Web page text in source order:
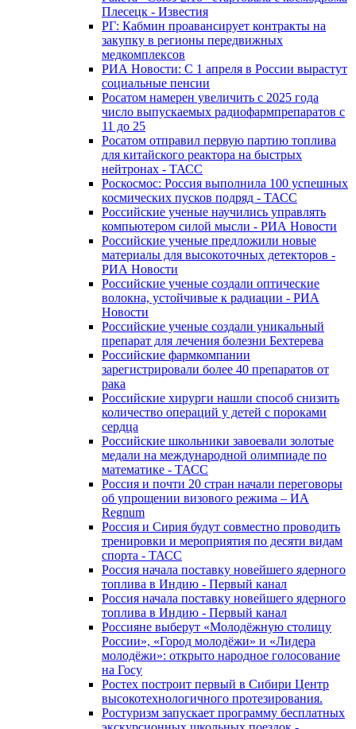
Плесецк - Известия
РГ: Кабмин проавансирует контракты на
закупку в регионы передвижных
медкомплексов
РИА Новости: С 1 апреля в России вырастут
социальные пенсии
Росатом намерен увеличить с 2025 года
число выпускаемых радиофармпрепаратов с
11 до 25
Росатом отправил первую партию топлива
для китайского реактора на быстрых
нейтронах - ТАСС
Роскосмос: Россия выполнила 100 успешных
космических пусков подряд - ТАСС
Российские ученые научились управлять
компьютером силой мысли - РИА Новости
Российские ученые предложили новые
материалы для высокоточных детекторов -
РИА Новости
Российские ученые создали оптические
волокна, устойчивые к радиации - РИА
Новости
Российские ученые создали уникальный
препарат для лечения болезни Бехтерева
Российские фармкомпании
зарегистрировали более 40 препаратов от
рака
Российские хирурги нашли способ снизить
количество операций у детей с пороками
сердца
Российские школьники завоевали золотые
медали на международной олимпиаде по
математике - ТАСС
Россия и почти 20 стран начали переговоры
об упрощении визового режима – ИА
Regnum
Россия и Сирия будут совместно проводить
тренировки и мероприятия по десяти видам
спорта - ТАСС
Россия начала поставку новейшего ядерного
топлива в Индию - Первый канал
Россия начала поставку новейшего ядерного
топлива в Индию - Первый канал
Россияне выберут «Молодёжную столицу
России», «Город молодёжи» и «Лидера
молодёжи»: открыто народное голосование
на Госу
Ростех построит первый в Сибири Центр
высокотехнологичного протезирования.
Ростуризм запускает программу бесплатных